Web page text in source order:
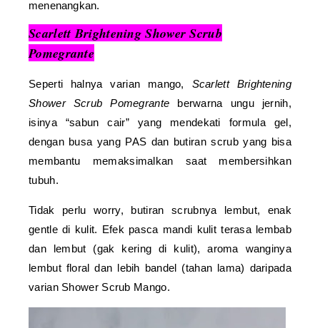
menenangkan.
Scarlett Brightening Shower Scrub
Pomegrante
Seperti halnya varian mango, Scarlett Brightening
Shower Scrub Pomegrante berwarna ungu jernih,
isinya “sabun cair” yang mendekati formula gel,
dengan busa yang PAS dan butiran scrub yang bisa
membantu memaksimalkan saat membersihkan
tubuh.
Tidak perlu worry, butiran scrubnya lembut, enak
gentle di kulit. Efek pasca mandi kulit terasa lembab
dan lembut (gak kering di kulit), aroma wanginya
lembut floral dan lebih bandel (tahan lama) daripada
varian Shower Scrub Mango.